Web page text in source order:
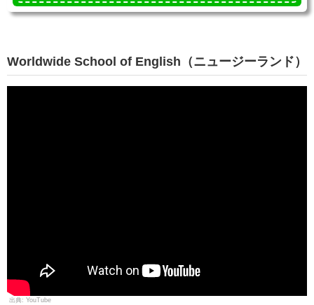
Worldwide School of English（ニュージーランド）
YouTube